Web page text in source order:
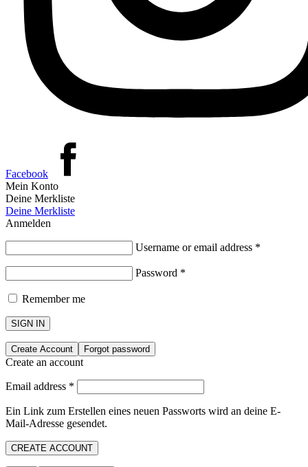
Facebook
Mein Konto
Deine Merkliste
Deine Merkliste
Anmelden
Username or email address *
Password *
Remember me
SIGN IN
Create Account Forgot password
Create an account
Email address *
Ein Link zum Erstellen eines neuen Passworts wird an deine E-
Mail-Adresse gesendet.
CREATE ACCOUNT